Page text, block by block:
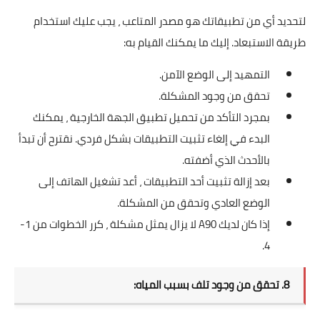
لتحديد أي من تطبيقاتك هو مصدر المتاعب ، يجب عليك استخدام
طريقة الاستبعاد. إليك ما يمكنك القيام به:
التمهيد إلى الوضع الآمن.
تحقق من وجود المشكلة.
بمجرد التأكد من تحميل تطبيق الجهة الخارجية ، يمكنك
البدء في إلغاء تثبيت التطبيقات بشكل فردي. نقترح أن تبدأ
بالأحدث الذي أضفته.
بعد إزالة تثبيت أحد التطبيقات ، أعد تشغيل الهاتف إلى
الوضع العادي وتحقق من المشكلة.
إذا كان لديك A90 لا يزال يمثل مشكلة ، كرر الخطوات من 1-
4.
8. تحقق من وجود تلف بسبب المياه: